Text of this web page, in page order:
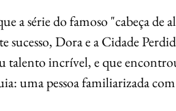
a série do famoso "cabeça de
sucesso, Dora e a Cidade
talento incrível, e que
uma pessoa familiarizada com